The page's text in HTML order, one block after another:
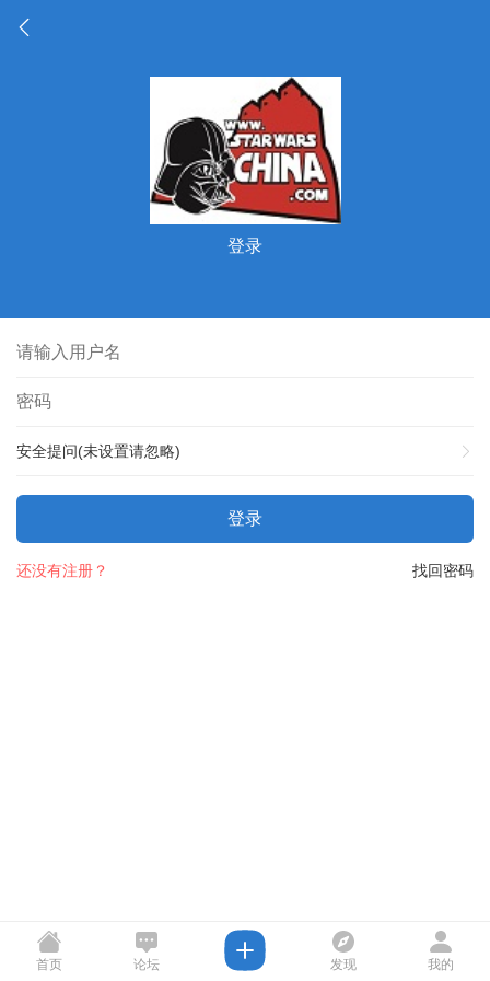
登录
安全提问(未设置请忽略)
登录
找回密码
还没有注册？
首页 论坛 发现 我的